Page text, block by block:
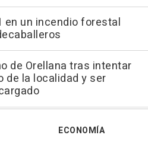
en un incendio forestal
de Orellana tras intentar
de la localidad y ser
ECONOMÍA